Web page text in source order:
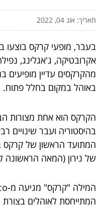
תאריך: אוג 04, 2022
בעבר, מופעי קרקס בוצעו
אקרובטיקה, ג'אגלינג,
מהקרקסים עדיין
באוהל במקום בחלל פתוח.
הקרקס הוא אחת מצורות
בהיסטוריה ועבר שינויים
המתועד הראשון של קרקס
של נירון (המאה הראשונה
המתייחסת לאוהלים